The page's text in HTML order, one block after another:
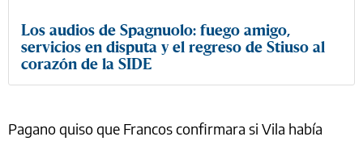
Los audios de Spagnuolo: fuego amigo,
servicios en disputa y el regreso de Stiuso al
corazón de la SIDE
Pagano quiso que Francos confirmara si Vila había